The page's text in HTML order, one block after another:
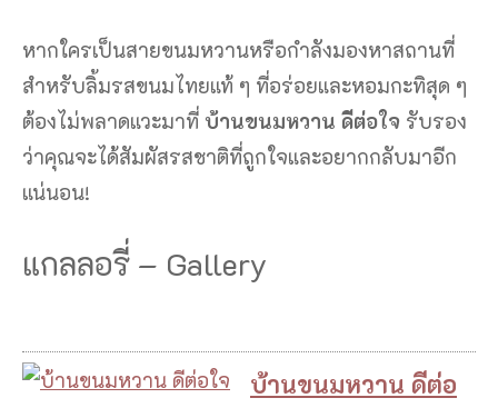
หากใครเป็นสายขนมหวานหรือกำลังมองหาสถานที่
สำหรับลิ้มรสขนมไทยแท้ ๆ ที่อร่อยและหอมกะทิสุด ๆ
ต้องไม่พลาดแวะมาที่ บ้านขนมหวาน ดีต่อใจ รับรอง
ว่าคุณจะได้สัมผัสรสชาติที่ถูกใจและอยากกลับมาอีก
แน่นอน!
แกลลอรี่ – Gallery
บ้านขนมหวาน ดีต่อ